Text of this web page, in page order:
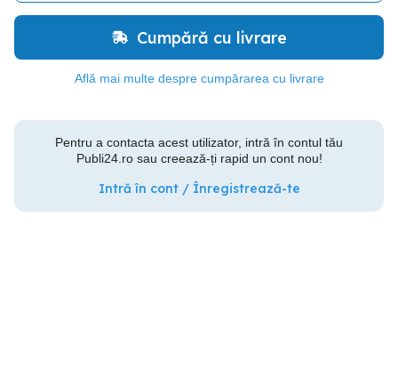
Cumpără cu livrare
Află mai multe despre cumpărarea cu livrare
Pentru a contacta acest utilizator, intră în contul tău
Publi24.ro sau creează-ți rapid un cont nou!
Intră în cont / Înregistrează-te